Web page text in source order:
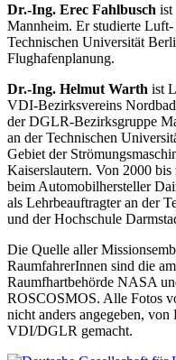
Dr.-Ing. Erec Fahlbusch ist
Mannheim. Er studierte
Technischen Universität
Flughafenplanung.
Dr.-Ing. Helmut Warth ist
VDI-Bezirksvereins
der DGLR-Bezirksgruppe
an der Technischen
Gebiet der
Kaiserslautern. Von 2000
beim Automobilhersteller
als Lehrbeauftragter an der
und der Hochschule
Die Quelle aller
RaumfahrerInnen sind die
Raumfhartbehörde NASA
ROSCOSMOS. Alle Fotos
nicht anders angegeben,
VDI/DGLR gemacht.